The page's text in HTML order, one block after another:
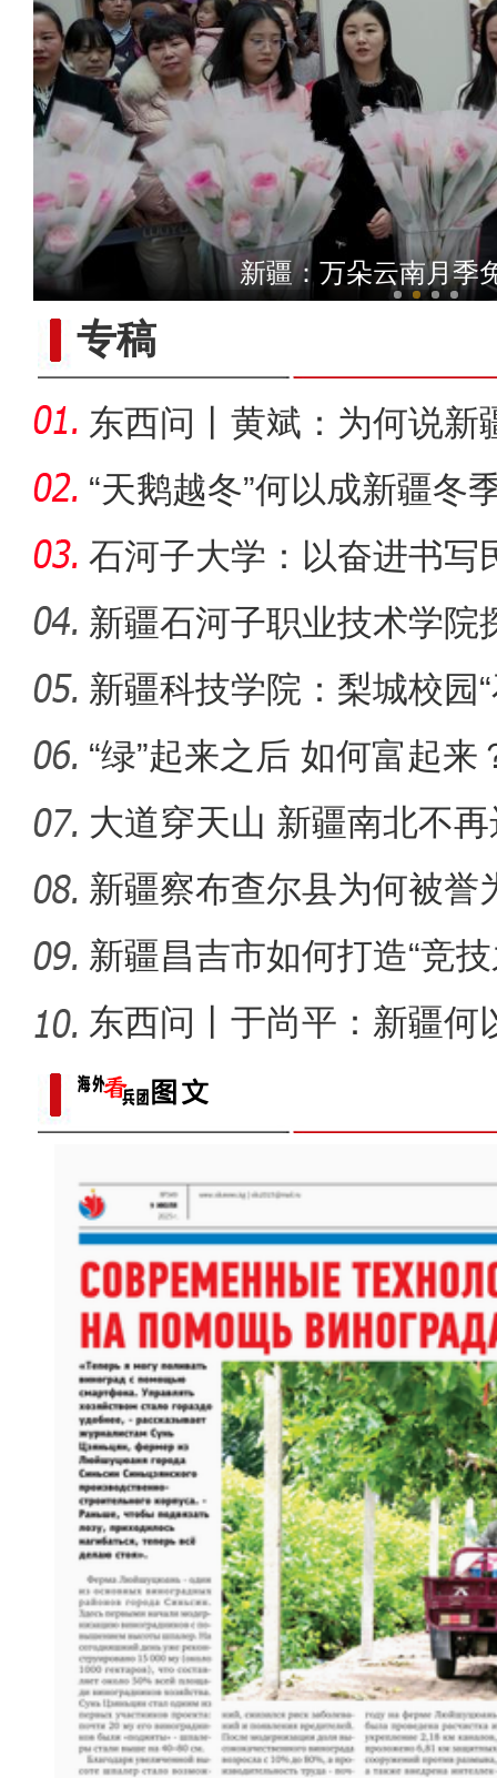
新疆铁门关：迎数千只灰
新疆4000亩沙漠盐
新疆：万朵云南月季
专稿
东西问丨黄斌：为何说新
一部交
“天鹅越冬”何以成新疆冬
石河子大学：以奋进书写
新疆石河子职业技术学院
同体意
新疆科技学院：梨城校园
绘“同心
“绿”起来之后 如何富起来
大道穿天山 新疆南北不
新疆察布查尔县为何被誉
新疆昌吉市如何打造“竞
东西问丨于尚平：新疆何
局？